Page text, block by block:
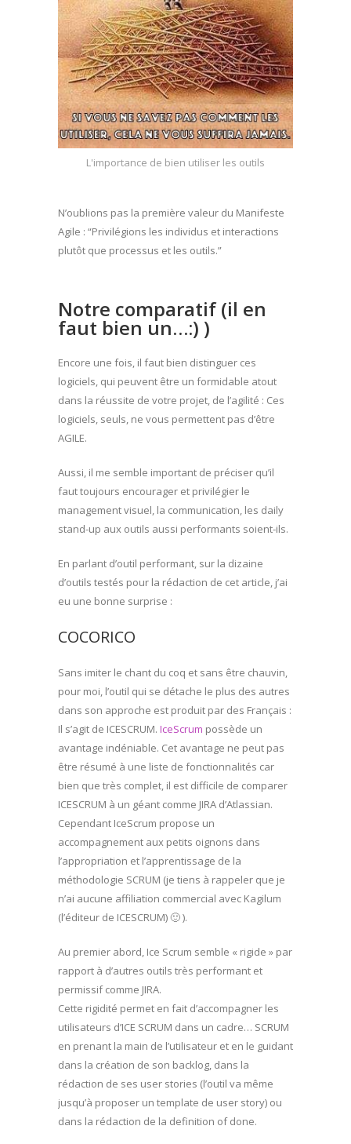
L'importance de bien utiliser les outils
N’oublions pas la première valeur du Manifeste
Agile : “Privilégions les individus et interactions
plutôt que processus et les outils.”
Notre comparatif (il en
faut bien un…:) )
Encore une fois, il faut bien distinguer ces
logiciels, qui peuvent être un formidable atout
dans la réussite de votre projet, de l’agilité : Ces
logiciels, seuls, ne vous permettent pas d’être
AGILE.
Aussi, il me semble important de préciser qu’il
faut toujours encourager et privilégier le
management visuel, la communication, les daily
stand-up aux outils aussi performants soient-ils.
En parlant d’outil performant, sur la dizaine
d’outils testés pour la rédaction de cet article, j’ai
eu une bonne surprise :
COCORICO
Sans imiter le chant du coq et sans être chauvin,
pour moi, l’outil qui se détache le plus des autres
dans son approche est produit par des Français :
Il s’agit de ICESCRUM. IceScrum possède un
avantage indéniable. Cet avantage ne peut pas
être résumé à une liste de fonctionnalités car
bien que très complet, il est difficile de comparer
ICESCRUM à un géant comme JIRA d’Atlassian.
Cependant IceScrum propose un
accompagnement aux petits oignons dans
l’appropriation et l’apprentissage de la
méthodologie SCRUM (je tiens à rappeler que je
n’ai aucune affiliation commercial avec Kagilum
(l’éditeur de ICESCRUM) 🙂 ).
Au premier abord, Ice Scrum semble « rigide » par
rapport à d’autres outils très performant et
permissif comme JIRA.
Cette rigidité permet en fait d’accompagner les
utilisateurs d’ICE SCRUM dans un cadre… SCRUM
en prenant la main de l’utilisateur et en le guidant
dans la création de son backlog, dans la
rédaction de ses user stories (l’outil va même
jusqu’à proposer un template de user story) ou
dans la rédaction de la definition of done.